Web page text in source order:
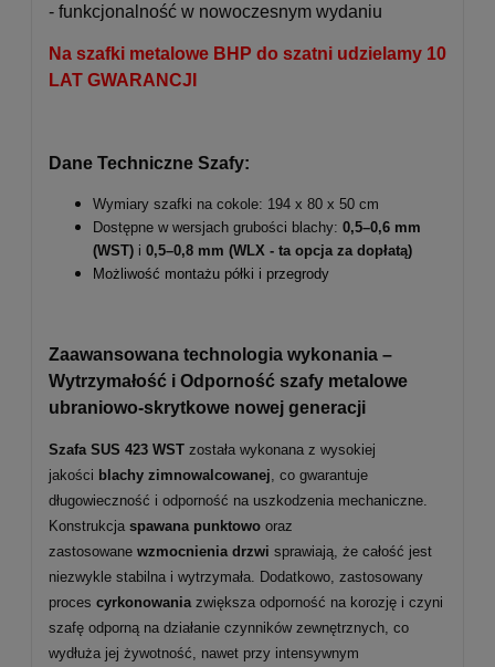
- funkcjonalność w nowoczesnym wydaniu
Na szafki metalowe BHP do szatni udzielamy 10
LAT GWARANCJI
Dane Techniczne Szafy:
Wymiary szafki na cokole: 194 x 80 x 50 cm
Dostępne w wersjach grubości blachy: 0,5–0,6 mm
(WST) i 0,5–0,8 mm (WLX - ta opcja za dopłatą)
Możliwość montażu półki i przegrody
Zaawansowana technologia wykonania –
Wytrzymałość i Odporność szafy metalowe
ubraniowo-skrytkowe nowej generacji
Szafa SUS 423 WST została wykonana z wysokiej
jakości blachy zimnowalcowanej, co gwarantuje
długowieczność i odporność na uszkodzenia mechaniczne.
Konstrukcja spawana punktowo oraz
zastosowane wzmocnienia drzwi sprawiają, że całość jest
niezwykle stabilna i wytrzymała. Dodatkowo, zastosowany
proces cyrkonowaniazwiększa odporność na korozję i czyni
szafę odporną na działanie czynników zewnętrznych, co
wydłuża jej żywotność, nawet przy intensywnym